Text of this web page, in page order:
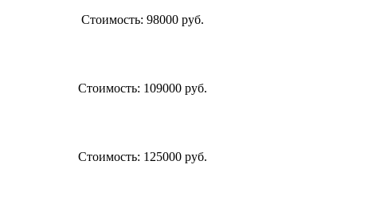
Стоимость: 98000 руб.
Стоимость: 109000 руб.
Стоимость: 125000 руб.